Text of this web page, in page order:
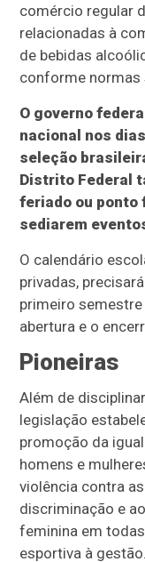
comércio regular
relacionadas à
de bebidas
conforme normas
O governo
nacional nos
seleção
Distrito Federal
feriado ou ponto
sediarem
O calendário
privadas,
primeiro
abertura e o
Pioneiras
Além de
legislação
promoção da
homens e
violência contra
discriminação e
feminina em
esportiva à gestão.